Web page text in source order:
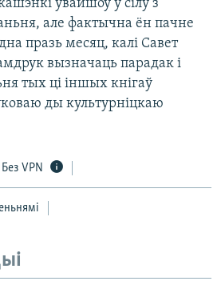
ўвайшоў у сілу з
але фактычна ён пачне
празь месяц, калі Савет
вызначаць парадак і
тых ці іншых кнігаў
ды культурніцкаю
Без VPN